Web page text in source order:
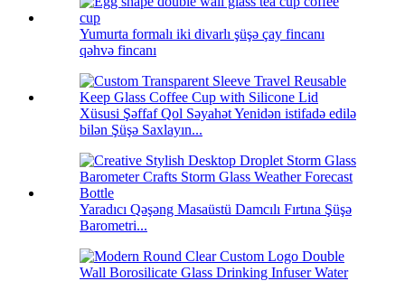
Yumurta formalı iki divarlı şüşə çay fincanı
qəhvə fincanı
Xüsusi Şəffaf Qol Səyahət Yenidən istifadə edilə
bilən Şüşə Saxlayın...
Yaradıcı Qəşəng Masaüstü Damcılı Fırtına Şüşə
Barometri...